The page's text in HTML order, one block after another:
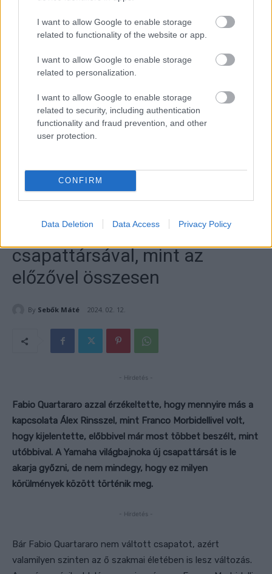
I want to allow Google to enable storage
related to functionality of the website or app.
I want to allow Google to enable storage
related to personalization.
I want to allow Google to enable storage
related to security, including authentication
functionality and fraud prevention, and other
user protection.
CONFIRM
Data Deletion Data Access Privacy Policy